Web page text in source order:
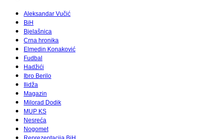
Aleksandar Vučić
BiH
Bjelašnica
Crna hronika
Elmedin Konaković
Fudbal
Hadžići
Ibro Berilo
Ilidža
Magazin
Milorad Dodik
MUP KS
Nesreća
Nogomet